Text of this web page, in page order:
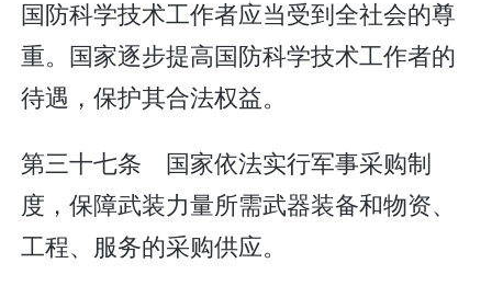
国防科学技术工作者应当受到全社会的尊
重。国家逐步提高国防科学技术工作者的
待遇，保护其合法权益。
第三十七条 国家依法实行军事采购制
度，保障武装力量所需武器装备和物资、
工程、服务的采购供应。